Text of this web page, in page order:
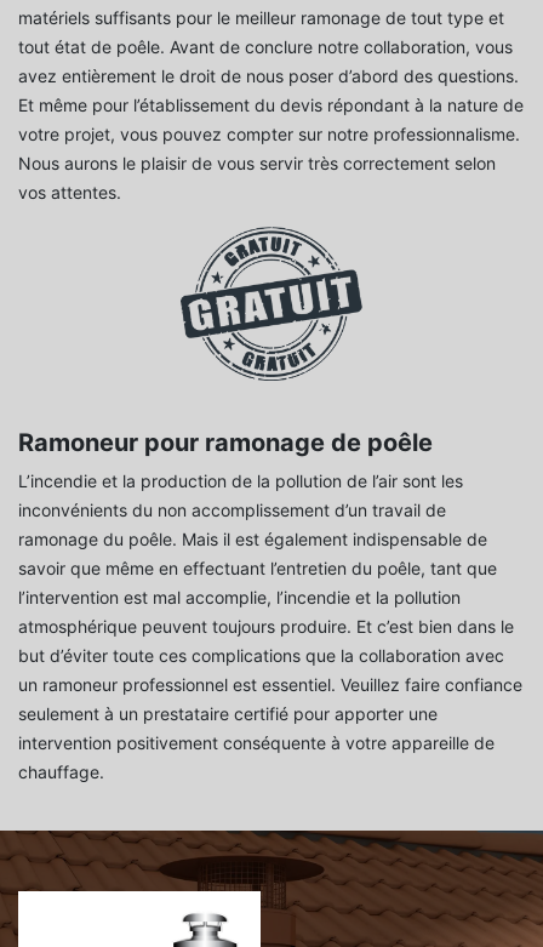
matériels suffisants pour le meilleur ramonage de tout type et
tout état de poêle. Avant de conclure notre collaboration, vous
avez entièrement le droit de nous poser d’abord des questions.
Et même pour l’établissement du devis répondant à la nature de
votre projet, vous pouvez compter sur notre professionnalisme.
Nous aurons le plaisir de vous servir très correctement selon
vos attentes.
Ramoneur pour ramonage de poêle
L’incendie et la production de la pollution de l’air sont les
inconvénients du non accomplissement d’un travail de
ramonage du poêle. Mais il est également indispensable de
savoir que même en effectuant l’entretien du poêle, tant que
l’intervention est mal accomplie, l’incendie et la pollution
atmosphérique peuvent toujours produire. Et c’est bien dans le
but d’éviter toute ces complications que la collaboration avec
un ramoneur professionnel est essentiel. Veuillez faire confiance
seulement à un prestataire certifié pour apporter une
intervention positivement conséquente à votre appareille de
chauffage.